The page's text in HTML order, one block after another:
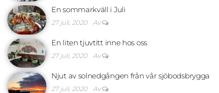
En sommarkväll i Juli
27 juli, 2020 Av
En liten tjuvtitt inne hos oss
27 juli, 2020 Av
Njut av solnedgången från vår sjöbodsbrygga
27 juli, 2020 Av